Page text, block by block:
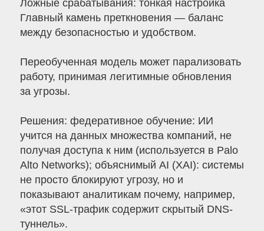
Ложные срабатывания: тонкая настройка
Главный камень преткновения — баланс
между безопасностью и удобством.
Переобученная модель может парализовать
работу, принимая легитимные обновления
за угрозы.
Решения: федеративное обучение: ИИ
учится на данных множества компаний, не
получая доступа к ним (используется в Palo
Alto Networks); объяснимый AI (XAI): системы
не просто блокируют угрозу, но и
показывают аналитикам почему, например,
«этот SSL-трафик содержит скрытый DNS-
туннель».